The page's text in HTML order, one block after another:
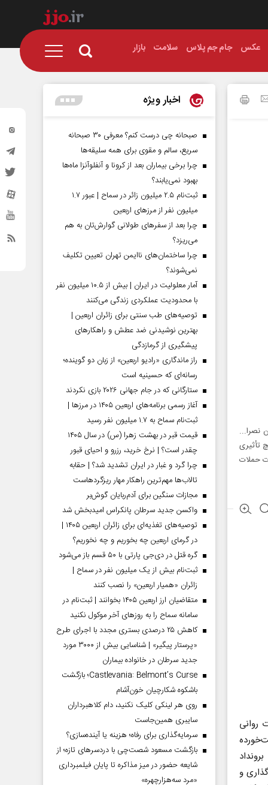
عکس جام جم پلاس سلامت بازار
نصرا...
تأثیری
حملات
روانی
و
اخبار ویژه
صبحانه چی درست کنم؟ معرفی ۳۰ صبحانه
سریع، سالم و مقوی برای همه سلیقه‌ها
چرا برخی بیماران بعد از کرونا و آنفلوآنزا ماه‌ها
بهبود نمی‌یابند؟
ثبت‌نام ۲.۵ میلیون زائر در سماح | عبور ۱.۷
میلیون نفر از مرز‌های اربعین
چرا بعد از سفرهای طولانی گوارش‌تان به هم
می‌ریزد؟
چرا ساختمان‌های ناایمن تهران تعیین تکلیف
نمی‌شوند؟
آمار معلولیت در ایران | بیش از ۱۰.۵ میلیون نفر
با محدودیت عملکردی زندگی می‌کنند
توصیه‌های طب سنتی برای زائران اربعین |
بهترین نوشیدنی ضد عطش و راهکارهای
پیشگیری از گرمازدگی
راز ماندگاری «رادیو اربعین» از زبان دو گوینده؛
رسانه‌ای که حسینیه است
ستارگانی که در جام جهانی ۲۰۲۶ بازی نکردند
آغاز رسمی برنامه‌های اربعین ۱۴۰۵ در مرز‌ها |
ثبت‌نام سماح به ۱.۷ میلیون نفر رسید
قیمت قبر در بهشت زهرا (س) در سال ۱۴۰۵
چقدر است؟ | نرخ خرید، رزرو و احیای قبور
چرا گرد و غبار در ایران تشدید شد؟ | حقابه
تالاب‌ها مهم‌ترین راهکار مهار ریزگردهاست
مجازات سنگین برای آدم‌ربایان گوش‌بر
واکسن جدید سرطان پانکراس امیدبخش شد
توصیه‌های تغذیه‌ای برای زائران اربعین ۱۴۰۵ |
در گرمای اربعین چه بخوریم و چه نخوریم؟
گره قتل در دی‌جی پارتی با ۵۰ قسم باز می‌شود
ثبت‌نام بیش از یک میلیون نفر در سماح |
زائران «همیار اربعین» را نصب کنند
متقاضیان ارز اربعین ۱۴۰۵ بخوانند | ثبت‌نام در
سامانه سماح را به روز‌های آخر موکول نکنید
کاهش ۲۵ درصدی بستری مجدد با اجرای طرح
«پرستار پیگیر» | شناسایی بیش از ۳۰۰۰ مورد
جدید سرطان در خانواده بیماران
Castlevania: Belmont’s Curse؛ بازگشت
باشکوه شکارچیان خون‌آشام
روی هر لینکی کلیک نکنید، دام کلاهبرداران
سایبری همین‌جاست
سرمایه‌گذاری برای رفاه؛ هزینه یا آینده‌سازی؟
بازگشت مسعود شصت‌چی با دردسر‌های تازه؛ از
شایعه حضور در میز مذاکره تا پایان فیلمبرداری
«مرد سه‌هزارچهره»